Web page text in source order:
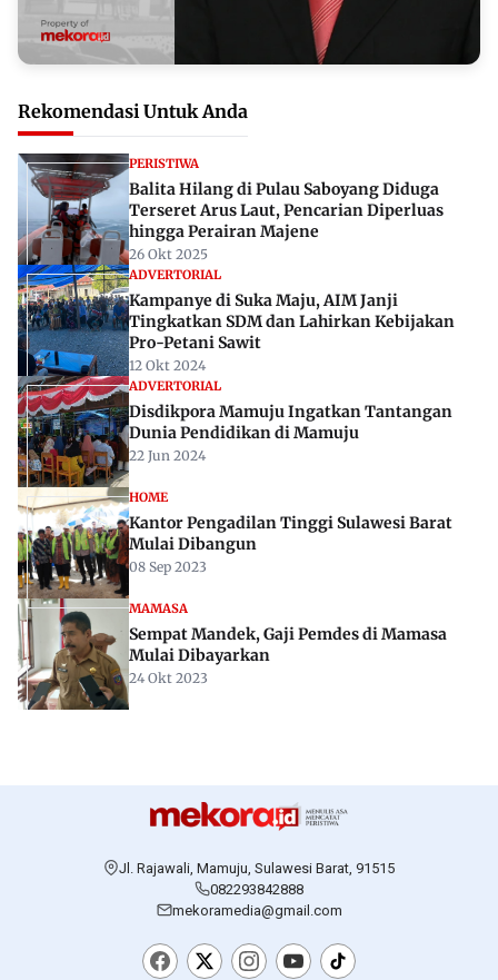
Rekomendasi Untuk Anda
PERISTIWA
Balita Hilang di Pulau Saboyang Diduga
Terseret Arus Laut, Pencarian Diperluas
hingga Perairan Majene
26 Okt 2025
ADVERTORIAL
Kampanye di Suka Maju, AIM Janji
Tingkatkan SDM dan Lahirkan Kebijakan
Pro-Petani Sawit
12 Okt 2024
ADVERTORIAL
Disdikpora Mamuju Ingatkan Tantangan
Dunia Pendidikan di Mamuju
22 Jun 2024
HOME
Kantor Pengadilan Tinggi Sulawesi Barat
Mulai Dibangun
08 Sep 2023
MAMASA
Sempat Mandek, Gaji Pemdes di Mamasa
Mulai Dibayarkan
24 Okt 2023
Jl. Rajawali, Mamuju, Sulawesi Barat, 91515
082293842888
mekoramedia@gmail.com